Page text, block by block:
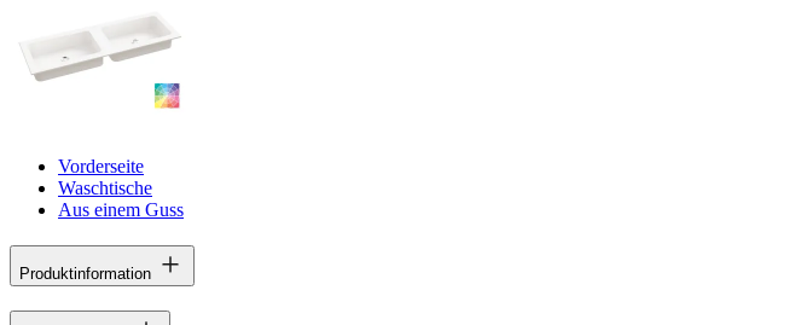
Vorderseite
Waschtische
Aus einem Guss
Produktinformation